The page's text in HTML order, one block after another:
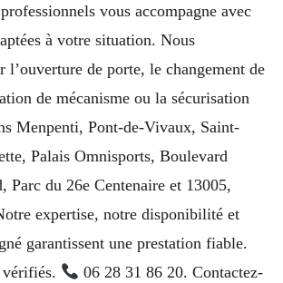
vous accompagne avec
à votre situation. Nous
l’ouverture de porte, le changement de
de mécanisme ou la sécurisation
Menpenti, Pont-de-Vivaux, Saint-
Palais Omnisports, Boulevard
Parc du 26e Centenaire et 13005,
expertise, notre disponibilité et
garantissent une prestation fiable.
06 28 31 86 20. Contactez-